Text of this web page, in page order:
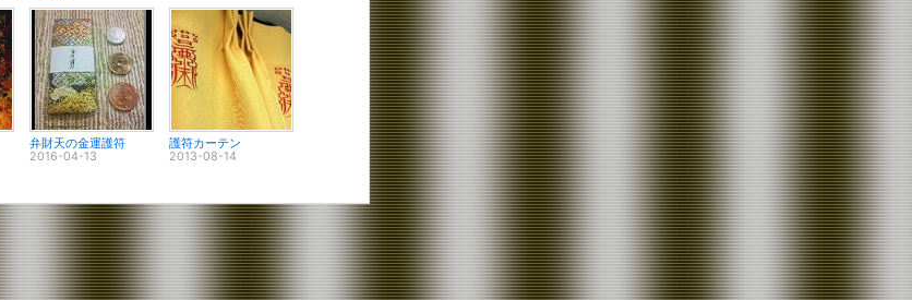
弁財天の金運護符
2016-04-13
護符カーテン
2013-08-14